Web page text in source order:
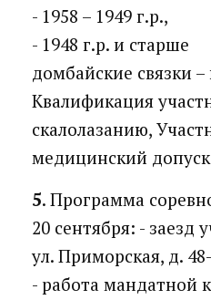
- 1958 – 1949 г.р.,
- 1948 г.р. и старше
домбайские связки
Квалификация
скалолазанию,
медицинский допуск
5. Программа
20 сентября: - заезд
ул. Приморская, д.
- работа мандатной